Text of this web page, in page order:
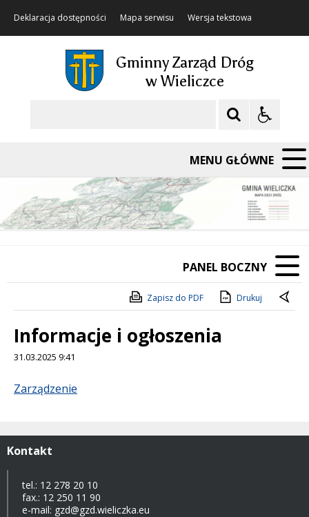
Deklaracja dostępności Mapa serwisu Wersja tekstowa
Gminny Zarząd Dróg
w Wieliczce
MENU GŁÓWNE
PANEL BOCZNY
Zapisz do PDF Drukuj
Informacje i ogłoszenia
31.03.2025 9:41
Treść
Zarządzenie
Kontakt
tel.: 12 278 20 10
fax.: 12 250 11 90
e-mail: gzd@gzd.wieliczka.eu